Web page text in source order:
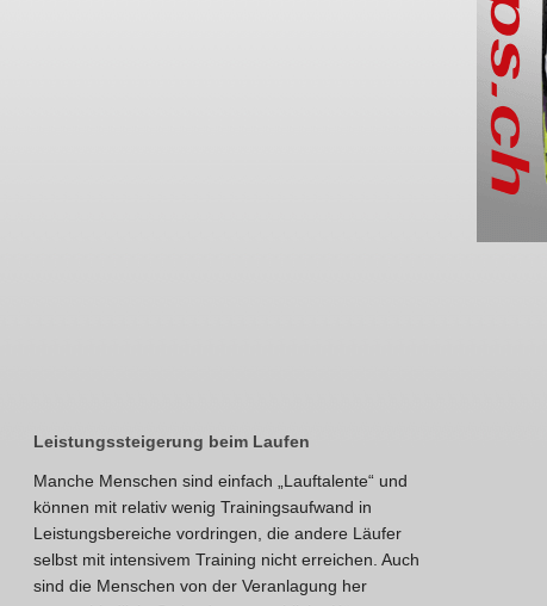
Leistungssteigerung beim Laufen
Manche Menschen sind einfach „Lauftalente“ und
können mit relativ wenig Trainingsaufwand in
Leistungsbereiche vordringen, die andere Läufer
selbst mit intensivem Training nicht erreichen. Auch
sind die Menschen von der Veranlagung her